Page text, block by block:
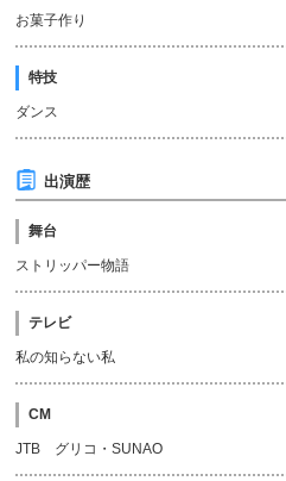
お菓子作り
特技
ダンス
出演歴
舞台
ストリッパー物語
テレビ
私の知らない私
CM
JTB グリコ・SUNAO